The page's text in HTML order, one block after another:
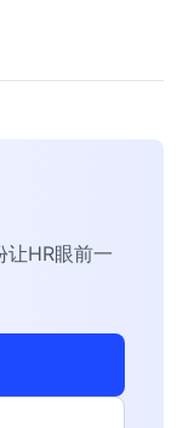
让HR眼前一